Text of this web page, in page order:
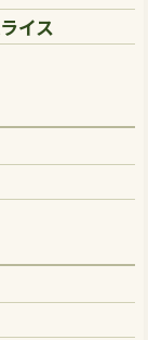
イス